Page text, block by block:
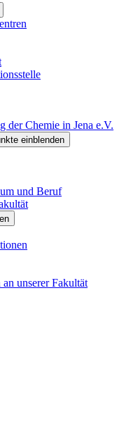
der Chemie in Jena e.V.
einblenden
und Beruf
unserer Fakultät